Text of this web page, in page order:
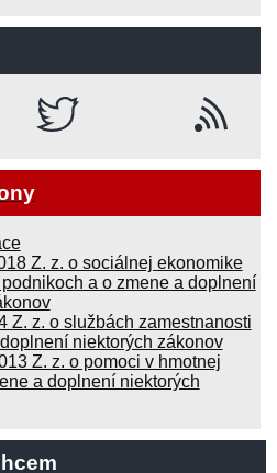
Z. z. o sociálnej ekonomike
a o zmene a doplnení
Z. z. o službách zamestnanosti
niektorých zákonov
Z. z. o pomoci v hmotnej
a doplnení niektorých